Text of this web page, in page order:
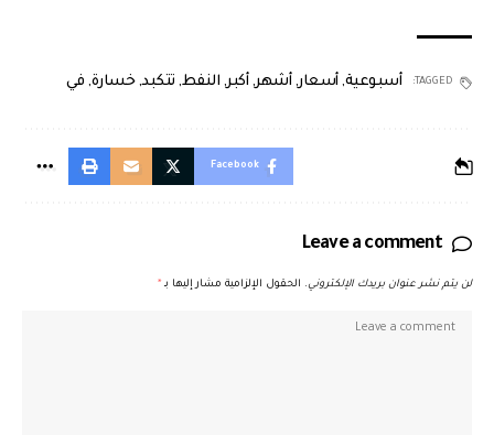
TAGGED: أسبوعية, أسعار, أشهر, أكبر, النفط, تتكبد,خسارة, في
Facebook
Leave a comment
لن يتم نشر عنوان بريدك الإلكتروني. الحقول الإلزامية مشار إليها بـ *